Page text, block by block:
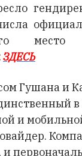
место
ЗДЕСЬ
Гушана и
и